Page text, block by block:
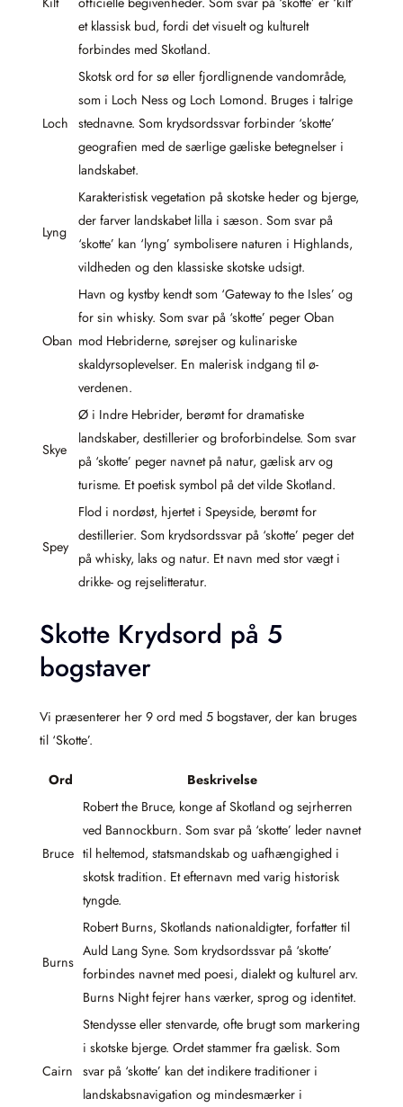
et klassisk bud, fordi det visuelt og kulturelt
forbindes med Skotland.
Loch
Skotsk ord for sø eller fjordlignende vandområde,
som i Loch Ness og Loch Lomond. Bruges i talrige
stednavne. Som krydsordssvar forbinder ‘skotte’
geografien med de særlige gæliske betegnelser i
landskabet.
Lyng
Karakteristisk vegetation på skotske heder og bjerge,
der farver landskabet lilla i sæson. Som svar på
‘skotte’ kan ‘lyng’ symbolisere naturen i Highlands,
vildheden og den klassiske skotske udsigt.
Oban
Havn og kystby kendt som ‘Gateway to the Isles’ og
for sin whisky. Som svar på ‘skotte’ peger Oban
mod Hebriderne, sørejser og kulinariske
skaldyrsoplevelser. En malerisk indgang til ø-
verdenen.
Skye
Ø i Indre Hebrider, berømt for dramatiske
landskaber, destillerier og broforbindelse. Som svar
på ‘skotte’ peger navnet på natur, gælisk arv og
turisme. Et poetisk symbol på det vilde Skotland.
Spey
Flod i nordøst, hjertet i Speyside, berømt for
destillerier. Som krydsordssvar på ‘skotte’ peger det
på whisky, laks og natur. Et navn med stor vægt i
drikke- og rejselitteratur.
Skotte Krydsord på 5
bogstaver
Vi præsenterer her 9 ord med 5 bogstaver, der kan bruges
til ‘Skotte’.
Ord Beskrivelse
Bruce
Robert the Bruce, konge af Skotland og sejrherren
ved Bannockburn. Som svar på ‘skotte’ leder navnet
til heltemod, statsmandskab og uafhængighed i
skotsk tradition. Et efternavn med varig historisk
tyngde.
Burns
Robert Burns, Skotlands nationaldigter, forfatter til
Auld Lang Syne. Som krydsordssvar på ‘skotte’
forbindes navnet med poesi, dialekt og kulturel arv.
Burns Night fejrer hans værker, sprog og identitet.
Cairn
Stendysse eller stenvarde, ofte brugt som markering
i skotske bjerge. Ordet stammer fra gælisk. Som
svar på ‘skotte’ kan det indikere traditioner i
landskabsnavigation og mindesmærker i